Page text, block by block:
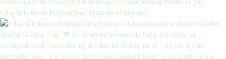
I dag udkommer Boghandlen i fyrtårnet af internati